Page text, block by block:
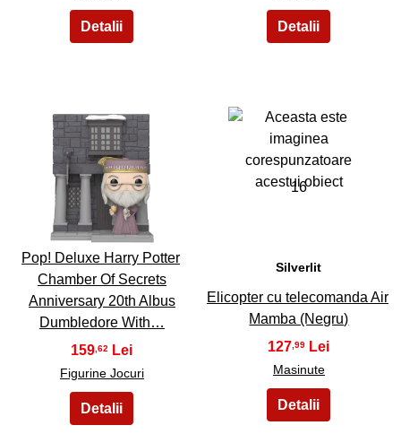
15
Pop! Deluxe Harry Potter
Chamber Of Secrets
Anniversary 20th Albus
Dumbledore With…
159 ,62
Figurine Jocuri
16
Silverlit
Elicopter cu telecomanda Air
Mamba (Negru)
127 ,99
Masinute